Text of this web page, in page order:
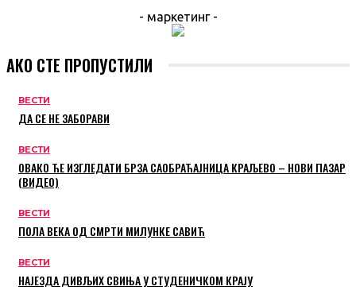
- маркетинг -
АКО СТЕ ПРОПУСТИЛИ
ВЕСТИ
ДА СЕ НЕ ЗАБОРАВИ
ВЕСТИ
ОВАКО ЋЕ ИЗГЛЕДАТИ БРЗА САОБРАЋАЈНИЦА КРАЉЕВО – НОВИ ПАЗАР
(ВИДЕО)
ВЕСТИ
ПОЛА ВЕКА ОД СМРТИ МИЛУНКЕ САВИЋ
ВЕСТИ
НАЈЕЗДА ДИВЉИХ СВИЊА У СТУДЕНИЧКОМ КРАЈУ